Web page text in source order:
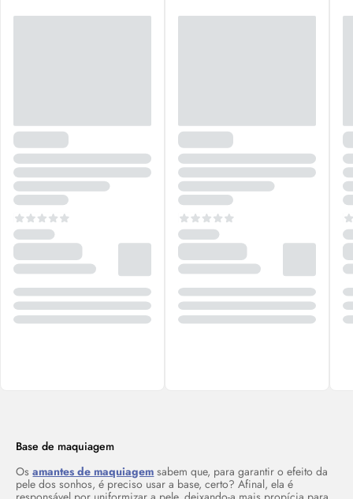
Base de maquiagem
Osamantes de maquiagem sabem que, para garantir o efeito da
pele dos sonhos, é preciso usar a base, certo? Afinal, ela é